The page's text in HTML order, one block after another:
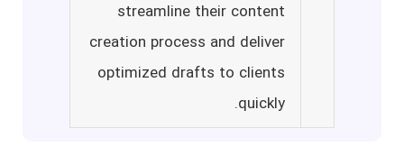
streamline their content
creation process and deliver
optimized drafts to clients
quickly.